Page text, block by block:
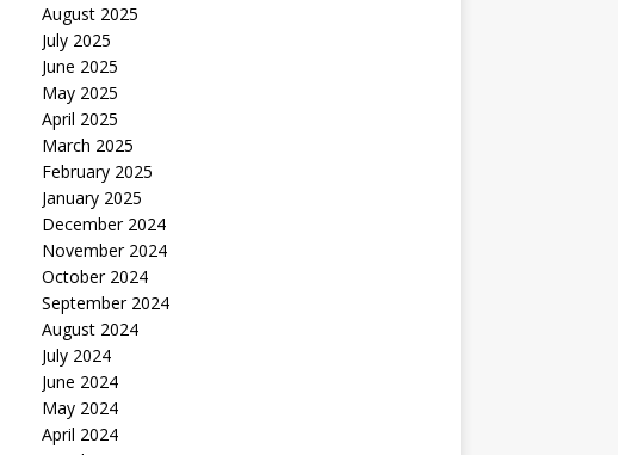
August 2025
July 2025
June 2025
May 2025
April 2025
March 2025
February 2025
January 2025
December 2024
November 2024
October 2024
September 2024
August 2024
July 2024
June 2024
May 2024
April 2024